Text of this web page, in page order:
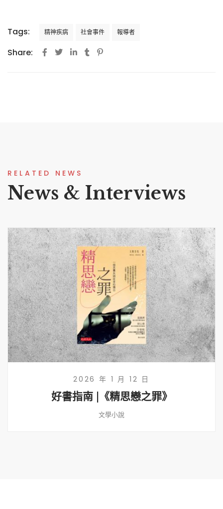
Tags: 精神疾病 社會事件 報導者
Share:
RELATED NEWS
News & Interviews
2026 年 1 月 12 日
好書指南 |《精思戀之罪》
文學小說